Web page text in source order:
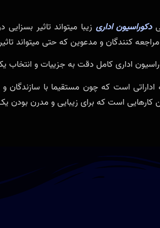
دکوراسیون اداری زیبا میتواند تاثیر
کنندگان و مدعوین که حتی میتواند
اداری کامل دقت به جزییات و
اداراتی است که چون مستقیما با سازندگان
کارهایی است که برای زیبایی و مدرن بودن